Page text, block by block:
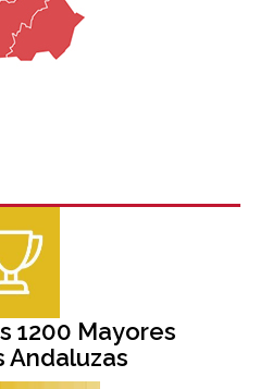
1200 Mayores
Andaluzas